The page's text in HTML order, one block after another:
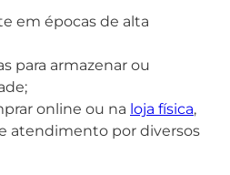
em épocas de alta
para armazenar ou
online ou na loja física,
atendimento por diversos